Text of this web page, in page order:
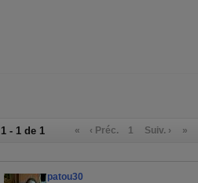
1 - 1 de 1 « ‹ Préc. 1 Suiv. › »
patou30